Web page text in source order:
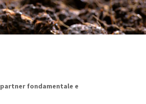
partner fondamentale e